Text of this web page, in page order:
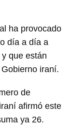
ha provocado
día a día a
que están
iraní.
de
afirmó este
ya 26.